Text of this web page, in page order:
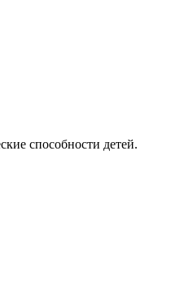
способности детей.